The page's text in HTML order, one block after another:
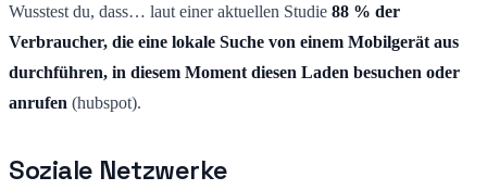
Wusstest du, dass… laut einer aktuellen Studie 88 % der
Verbraucher, die eine lokale Suche von einem Mobilgerät aus
durchführen, in diesem Moment diesen Laden besuchen oder
anrufen (hubspot).
Soziale Netzwerke